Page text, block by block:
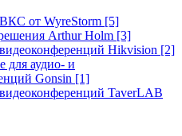
от WyreStorm [5]
Arthur Holm [3]
Hikvision [2]
для аудио- и
Gonsin [1]
TaverLAB